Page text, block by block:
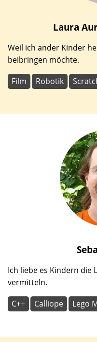
Laura
Weil ich ander Kinder
beibringen möchte.
Film Robotik
Ich liebe es Kindern die
vermitteln.
C++ Calliope Lego